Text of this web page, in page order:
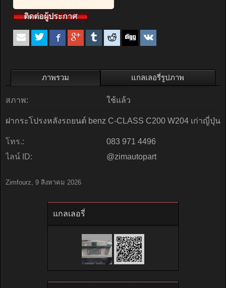
ติดต่อผู้ประกาศ
ภาพรวม แกลเลอรี่รูปภาพ
สภาพ: ใช้แล้ว
ฝากระโปรงหลังรถยนต์ benz C-CLASS C200 W204 เก่าญี่ปุ่น
โทร.:
083 971 4496
ไลน์ ID:
@zimautopart
Zimfourz, 9 สิงหาคม 2026
แกลเลอรี่